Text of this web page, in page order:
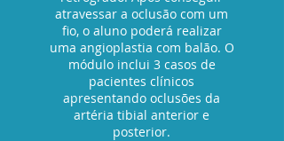
atravessar a oclusão com um
fio, o aluno poderá realizar
uma angioplastia com balão. O
módulo inclui 3 casos de
pacientes clínicos
apresentando oclusões da
artéria tibial anterior e
posterior.